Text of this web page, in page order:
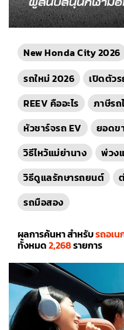
New Honda City 2026
รถใหม่ 2026
เปิดตัว
REEV คืออะไร
ภาษีรถ
หัวชาร์จรถ EV
ยอดข
วิธีไหว้แม่ย่านาง
พ่วง
วิธีดูแลรักษารถยนต์
รถมือสอง
ผลการค้นหา สำหรับรถอเน
ทั้งหมด2,268รายการ